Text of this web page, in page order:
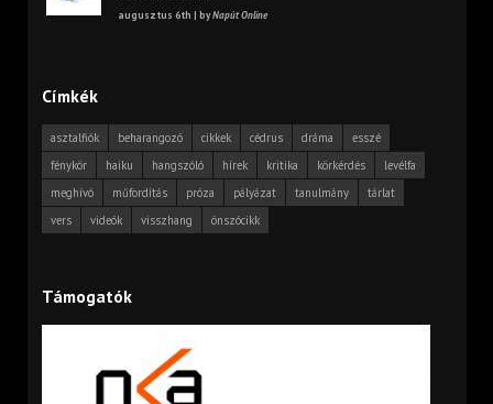
augusztus 6th | byNapút Online
Címkék
asztalfiók beharangozó cikkek cédrus dráma
esszé
fénykör
haiku hangszóló hírek kritika körkérdés
levélfa
meghívó
műfordítás próza pályázat tanulmány
tárlat
vers
videók visszhang önszócikk
Támogatók